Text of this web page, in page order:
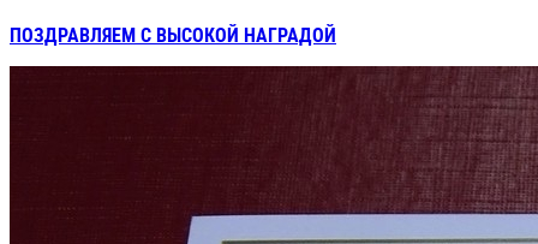
ПОЗДРАВЛЯЕМ С ВЫСОКОЙ НАГРАДОЙ